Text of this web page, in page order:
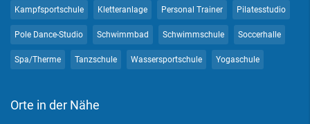
Kampfsportschule Kletteranlage Personal Trainer Pilatesstudio
Pole Dance-Studio Schwimmbad Schwimmschule Soccerhalle
Spa/Therme Tanzschule Wassersportschule Yogaschule
Orte in der Nähe